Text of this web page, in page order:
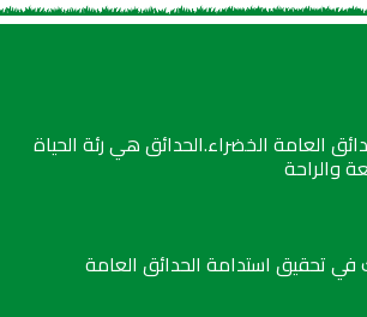
العامة الخضراء.الحدائق هي رئة الحياة
والراحة
في تحقيق استدامة الحدائق العامة